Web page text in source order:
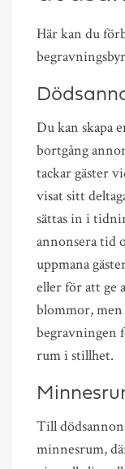
Här kan du
Du kan skapa
bortgång
tackar gäster
visat sitt
sättas in i
annonsera tid
uppmana
eller för att ge
blommor, men
begravningen
rum i stillhet.
Till
minnesrum,